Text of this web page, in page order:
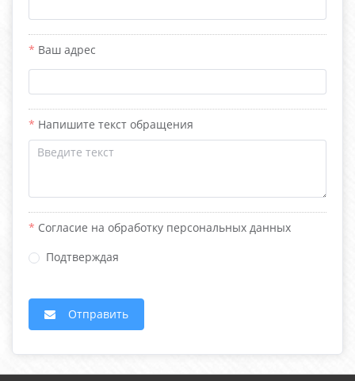
Ваш адрес
Напишите текст обращения
Согласие на обработку персональных данных
Подтверждая
Отправить